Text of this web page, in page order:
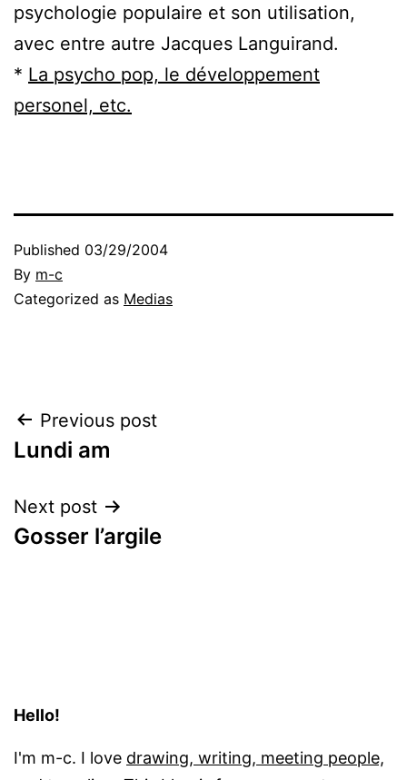
psychologie populaire et son utilisation,
avec entre autre Jacques Languirand.
* La psycho pop, le développement
personel, etc.
Published 03/29/2004
By m-c
Categorized as Medias
Post
navigation
Previous post
Lundi am
Next post
Gosser l’argile
Hello!
I'm m-c. I love drawing, writing, meeting people,